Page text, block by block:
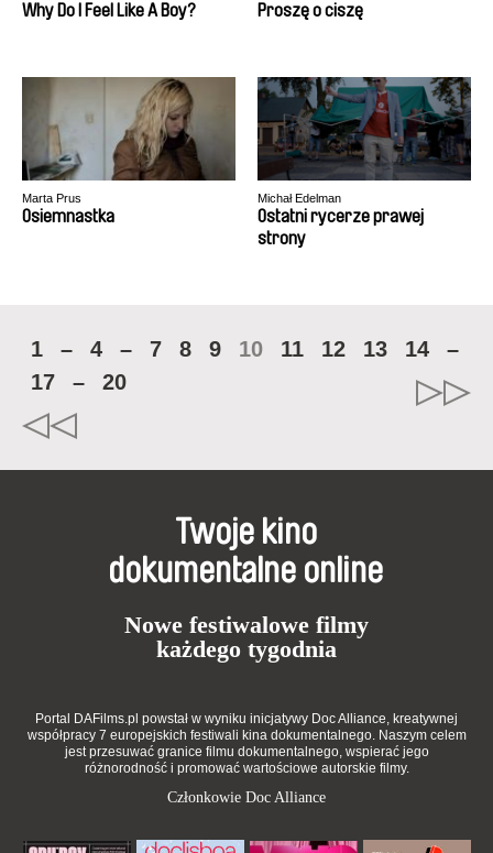
Why Do I Feel Like A Boy? Proszę o ciszę
Marta Prus
Osiemnastka
Michał Edelman
Ostatni rycerze prawej
strony
1 – 4 – 7 8 9 10 11 12 13 14
–
17
– 20
Twoje kino
dokumentalne online
Nowe festiwalowe filmy
każdego tygodnia
Portal DAFilms.pl powstał w wyniku inicjatywy Doc Alliance, kreatywnej
współpracy 7 europejskich festiwali kina dokumentalnego. Naszym celem
jest przesuwać granice filmu dokumentalnego, wspierać jego
różnorodność i promować wartościowe autorskie filmy.
Członkowie Doc Alliance